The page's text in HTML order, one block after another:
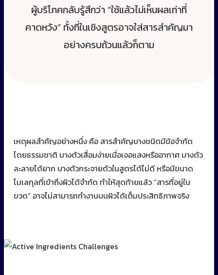
ผู้บริโภคกลับรู้สึกว่า “ใช้แล้วไม่เห็นผลเท่าที่
คาดหวัง” ทั้งที่ในเชิงสูตรอาจใส่สารสำคัญมา
อย่างครบถ้วนแล้วก็ตาม
เหตุผลสำคัญอย่างหนึ่ง คือ สารสำคัญบางชนิดมีข้อจำกัด
โดยธรรมชาติ บางตัวเสื่อมง่ายเมื่อเจอแสงหรืออากาศ บางตัว
ละลายได้ยาก บางตัวกระจายตัวในสูตรได้ไม่ดี หรือมีขนาด
โมเลกุลที่เข้าถึงผิวได้จำกัด ทำให้สุดท้ายแล้ว “สารที่อยู่ใน
ขวด” อาจไม่สามารถทำงานบนผิวได้เต็มประสิทธิภาพจริง